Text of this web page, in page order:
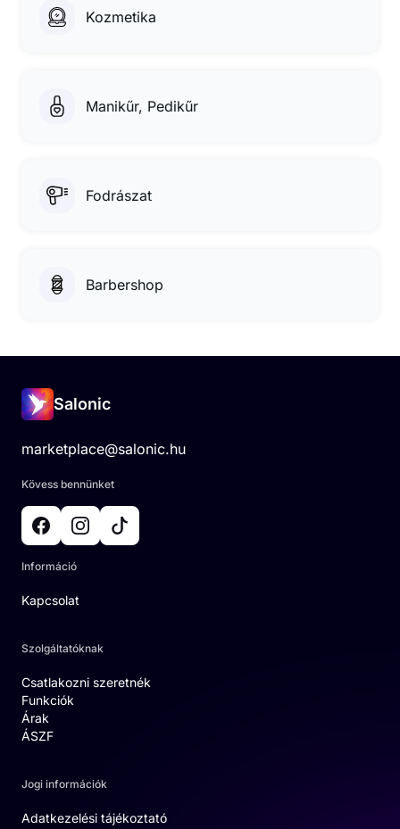
Kozmetika
Manikűr, Pedikűr
Fodrászat
Barbershop
Salonic
marketplace@salonic.hu
Kövess bennünket
Információ
Kapcsolat
Szolgáltatóknak
Csatlakozni szeretnék
Funkciók
Árak
ÁSZF
Jogi információk
Adatkezelési tájékoztató